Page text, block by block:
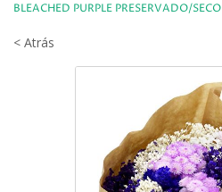
BLEACHED PURPLE PRESERVADO/SECO
< Atrás